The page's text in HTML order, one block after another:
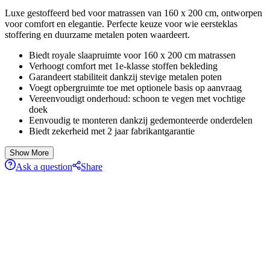
Luxe gestoffeerd bed voor matrassen van 160 x 200 cm, ontworpen
voor comfort en elegantie. Perfecte keuze voor wie eersteklas
stoffering en duurzame metalen poten waardeert.
Biedt royale slaapruimte voor 160 x 200 cm matrassen
Verhoogt comfort met 1e-klasse stoffen bekleding
Garandeert stabiliteit dankzij stevige metalen poten
Voegt opbergruimte toe met optionele basis op aanvraag
Vereenvoudigt onderhoud: schoon te vegen met vochtige
doek
Eenvoudig te monteren dankzij gedemonteerde onderdelen
Biedt zekerheid met 2 jaar fabrikantgarantie
Show More
Ask a question Share